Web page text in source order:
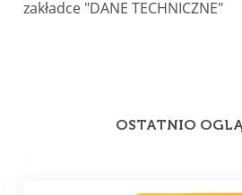
zakładce "DANE TECHNICZNE"
OSTATNIO